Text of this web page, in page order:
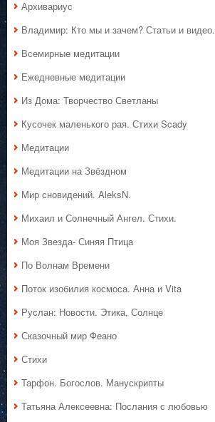
Архивариус
Владимир: Кто мы и зачем? Статьи и видео.
Всемирные медитации
Ежедневные медитации
Из Дома: Творчество Светланы
Кусочек маленького рая. Стихи Scady
Медитации
Медитации на Звёздном
Мир сновидений. AleksN.
Михаил и Солнечный Ангел. Стихи.
Моя Звезда- Синяя Птица
По Волнам Времени
Поток изобилия космоса. Анна и Vita
Руслан: Новости. Этика, Солнце
Сказочный мир Феано
Стихи
Тарфон. Богослов. Манускрипты
Татьяна Алексеевна: Послания с любовью